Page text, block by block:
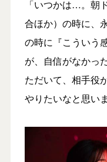
「いつかは…。朝
合ほか）の時に、
の時に『こういう
が、自信がなかっ
ただいて、相手役
やりたいなと思い